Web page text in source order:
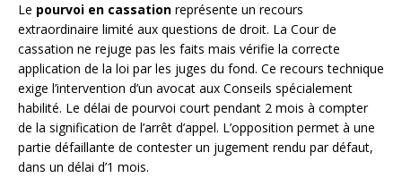
Le pourvoi en cassation représente un recours
extraordinaire limité aux questions de droit. La Cour de
cassation ne rejuge pas les faits mais vérifie la correcte
application de la loi par les juges du fond. Ce recours technique
exige l’intervention d’un avocat aux Conseils spécialement
habilité. Le délai de pourvoi court pendant 2 mois à compter
de la signification de l’arrêt d’appel. L’opposition permet à une
partie défaillante de contester un jugement rendu par défaut,
dans un délai d’1 mois.